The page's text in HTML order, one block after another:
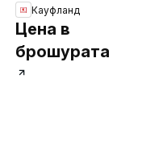
Кауфланд
Цена в
брошурата